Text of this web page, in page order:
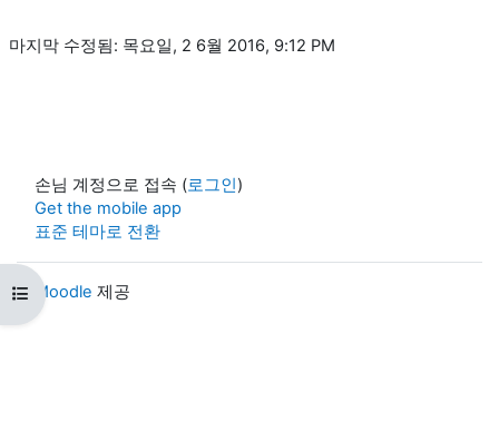
강의 목차 열기
마지막 수정됨: 목요일, 2 6월 2016, 9:12 PM
손님 계정으로 접속 (로그인)
Get the mobile app
표준 테마로 전환
Moodle 제공